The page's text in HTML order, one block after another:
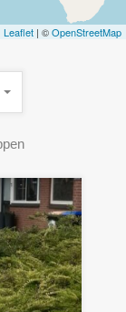
Leaflet | ©OpenStreetMap